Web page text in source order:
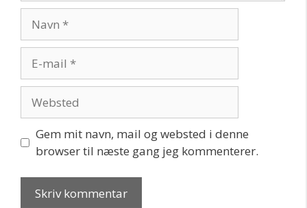
mail
Gem mit navn, mail og websted i denne
browser til næste gang jeg kommenterer.